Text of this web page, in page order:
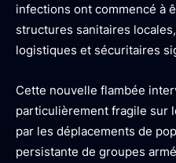
infections ont commencé à
structures sanitaires
logistiques et sécuritaires
Cette nouvelle flambée
particulièrement fragile sur
par les déplacements de
persistante de groupes